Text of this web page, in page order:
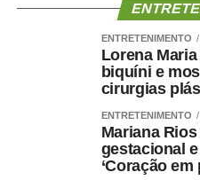
Ao concluir, Maluf disse que
consciência tranquila e
decisão aos responsáveis
“Saio deste episódio com a
rigorosamente aquilo que
responder pelas escolhas
como decidiram fazê-las.”
ENTRETENIMENTO
Lorena
biquíni e
cirurgias
ENTRETENIMENTO
Mariana
gestacional
‘Coração em